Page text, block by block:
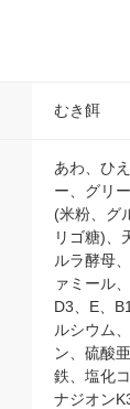
むき餌
あわ、ひ
ー、グリ
(米粉、グ
リゴ糖)、
ルラ酵母
ァミール
D3、E、
ルシウム
ン、硫酸
鉄、塩化
ナジオン